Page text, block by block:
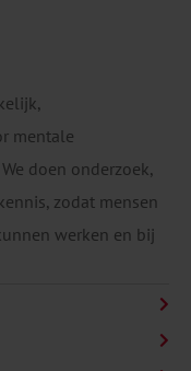
mentale
doen onderzoek,
zodat mensen
werken en bij